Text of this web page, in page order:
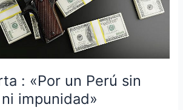
: «Por un Perú sin
impunidad»